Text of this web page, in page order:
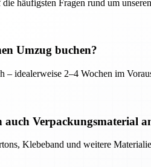
häufigsten Fragen rund um
Umzug buchen?
– idealerweise 2–4 Wochen im
Verpackungsmaterial
Klebeband und weitere